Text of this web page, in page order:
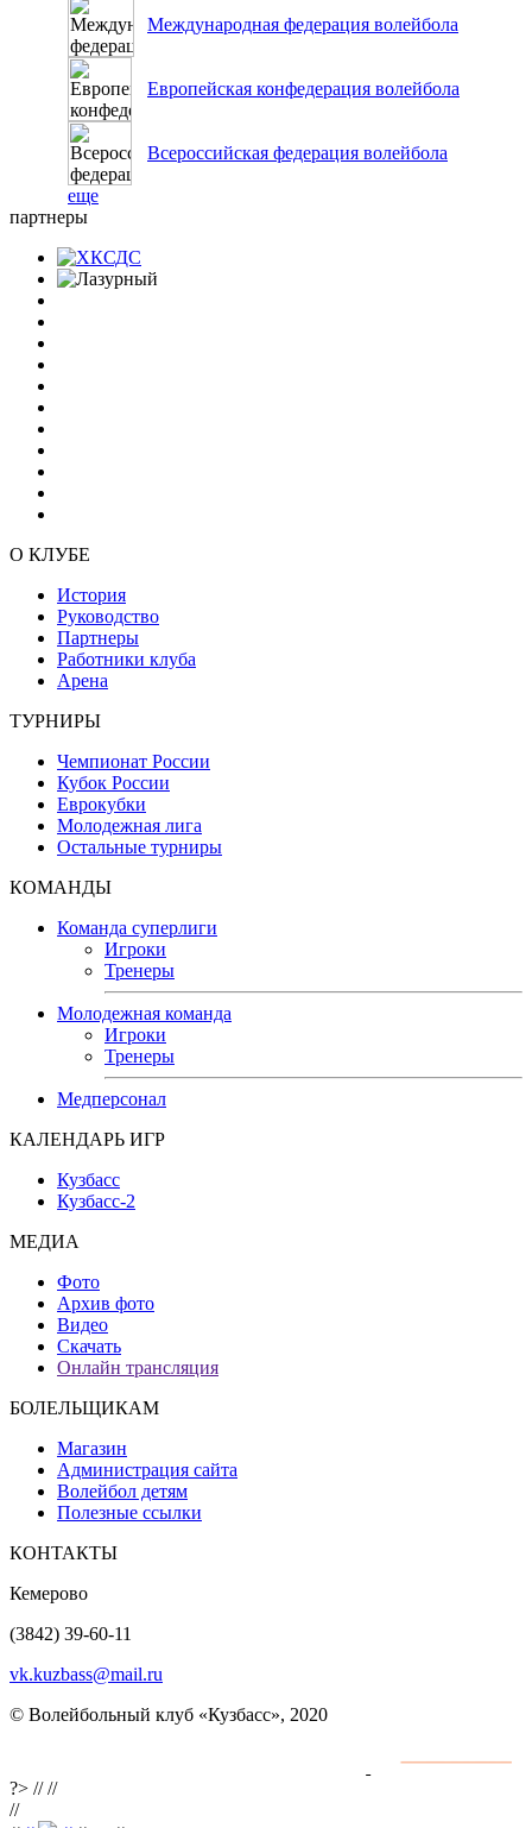
Международная федерация волейбола
Европейская конфедерация волейбола
Всероссийская федерация волейбола
еще
партнеры
О КЛУБЕ
История
Руководство
Партнеры
Работники клуба
Арена
ТУРНИРЫ
Чемпионат России
Кубок России
Еврокубки
Молодежная лига
Остальные турниры
КОМАНДЫ
Команда суперлиги
Игроки
Тренеры
Молодежная команда
Игроки
Тренеры
Медперсонал
КАЛЕНДАРЬ ИГР
Кузбасс
Кузбасс-2
МЕДИА
Фото
Архив фото
Видео
Скачать
Онлайн трансляция
БОЛЕЛЬЩИКАМ
Магазин
Администрация сайта
Волейбол детям
Полезные ссылки
КОНТАКТЫ
Кемерово
(3842) 39-60-11
vk.kuzbass@mail.ru
© Волейбольный клуб «Кузбасс», 2020
?> ////
//